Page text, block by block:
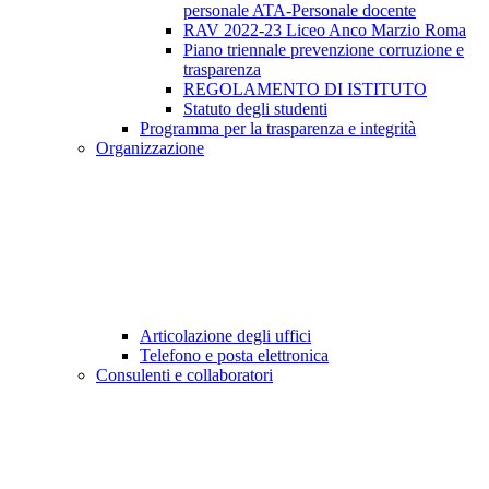
personale ATA-Personale docente
RAV 2022-23 Liceo Anco Marzio Roma
Piano triennale prevenzione corruzione e
trasparenza
REGOLAMENTO DI ISTITUTO
Statuto degli studenti
Programma per la trasparenza e integrità
Organizzazione
Articolazione degli uffici
Telefono e posta elettronica
Consulenti e collaboratori